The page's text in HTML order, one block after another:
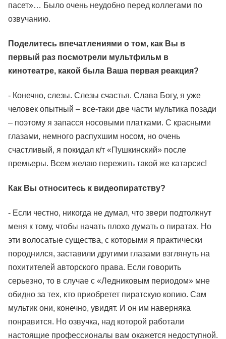
пасет»… Было очень неудобно перед коллегами по
озвучанию.
Поделитесь впечатлениями о том, как Вы в
первый раз посмотрели мультфильм в
кинотеатре, какой была Ваша первая реакция?
- Конечно, слезы. Слезы счастья. Слава Богу, я уже
человек опытный – все-таки две части мультика позади
– поэтому я запасся носовыми платками. С красными
глазами, немного распухшим носом, но очень
счастливый, я покидал к/т «Пушкинский» после
премьеры. Всем желаю пережить такой же катарсис!
Как Вы относитесь к видеопиратству?
- Если честно, никогда не думал, что звери подтолкнут
меня к тому, чтобы начать плохо думать о пиратах. Но
эти волосатые существа, с которыми я практически
породнился, заставили другими глазами взглянуть на
похитителей авторского права. Если говорить
серьезно, то в случае с «Ледниковым периодом» мне
обидно за тех, кто приобретет пиратскую копию. Сам
мультик они, конечно, увидят. И он им наверняка
понравится. Но озвучка, над которой работали
настоящие профессионалы вам окажется недоступной.